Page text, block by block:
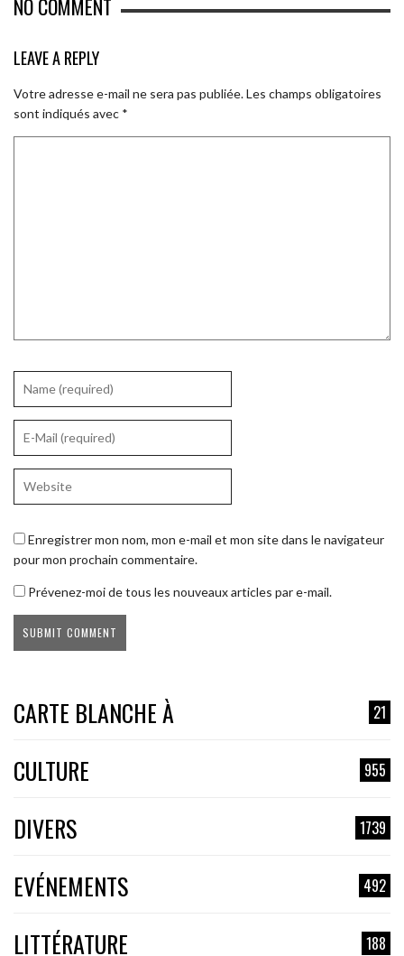
NO COMMENT
LEAVE A REPLY
Votre adresse e-mail ne sera pas publiée.Les champs obligatoires
sont indiqués avec *
Enregistrer mon nom, mon e-mail et mon site dans le navigateur
pour mon prochain commentaire.
Prévenez-moi de tous les nouveaux articles par e-mail.
CARTE BLANCHE À 21
CULTURE 955
DIVERS 1739
EVÉNEMENTS 492
LITTÉRATURE 188